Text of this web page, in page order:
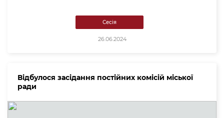
Сесія
26.06.2024
Відбулося засідання постійних комісій міської
ради